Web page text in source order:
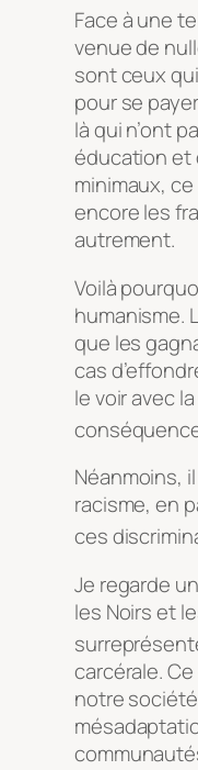
Face à une
venue de
sont ceux
pour se
là qui n’ont
éducation et
minimaux,
encore les
autrement.
Voilà
humanisme.
que les
cas
le voir avec
Néanmoins,
racisme, en
ces
Je regarde
les Noirs et
carcérale.
notre